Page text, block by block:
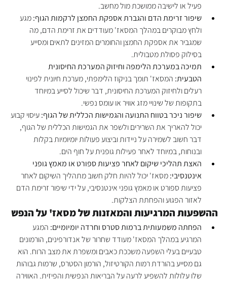
פעיל או לישיבה ממושכת מול מחשב.
שיפור זרימת הדם והגברת אספקת החמצן לרקמות הגוף: מגע
ולחץ מבוקרים במהלך המסאז' מעודדים את זרימת הדם, מה
שמגביר את אספקת החמצן והחומרים המזינים לתאים ומסייע
בסילוק פסולת מטבולית.
תמיכה במערכת הלימפה וחיזוק המערכת החיסונית
הטבעית: המסאז' תומך בניקוז הלימפתי, מערכת חיונית לפינוי
רעלים ולחיזוק המערכת החיסונית, דבר שיכול לסייע במיוחד
בתקופות של שינויי מזג אוויר או עומס נפשי.
שיפור ניכר בטווח התנועה והגמישות הכללית של הגוף: עיסוי קבוע
יכול להאריך את השרירים ולשפר את הגמישות הכללית של הגוף,
דבר חשוב לשמירה על ניידות וביצוע פעולות יומיומיות בקלות
ובנוחות, במיוחד לאחר פעילות גופנית על חוף הים.
האצת תהליכי שיקום לאחר פציעות ספורט או מאמץ גופני
אינטנסיבי: מסאז' יכול להיות חלק חשוב מתהליך השיקום לאחר
פציעות ספורט או מאמץ גופני אינטנסיבי, על ידי שיפור זרימת הדם
לאזור הפגוע והפחתת הצלקות.
ההשפעות המרגיעות והמאזנות של מסאז' על הנפש
הפחתה משמעותית ברמות סטרס וחרדה יומיומיים: המגע
המרגיע במהלך המסאז' מעודד שחרור של אנדורפינים, הורמונים
טבעיים בעלי השפעה משככת כאבים ומשפרת את מצב הרוח. הוא
גם מסייע בהורדת רמות הקורטיזול, הורמון הסטרס, שרמות גבוהות
שלו עלולות להשפיע לרעה על הבריאות הנפשית והפיזית. האווירה